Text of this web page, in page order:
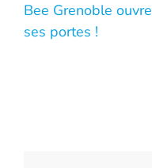
Bee Grenoble ouvre
ses portes !